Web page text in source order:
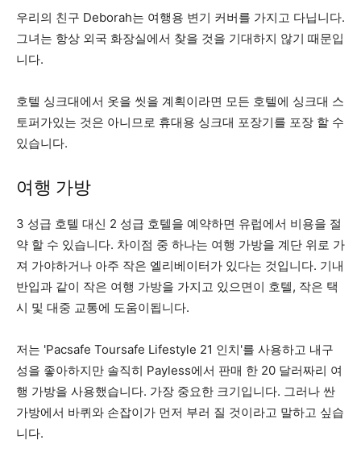
우리의 친구 Deborah는 여행용 변기 커버를 가지고 다닙니다.
그녀는 항상 외국 화장실에서 찾을 것을 기대하지 않기 때문입
니다.
호텔 싱크대에서 옷을 씻을 계획이라면 모든 호텔에 싱크대 스
토퍼가있는 것은 아니므로 휴대용 싱크대 포장기를 포장 할 수
있습니다.
여행 가방
3 성급 호텔 대신 2 성급 호텔을 예약하면 유럽에서 비용을 절
약 할 수 있습니다. 차이점 중 하나는 여행 가방을 계단 위로 가
져 가야하거나 아주 작은 엘리베이터가 있다는 것입니다. 기내
반입과 같이 작은 여행 가방을 가지고 있으면이 호텔, 작은 택
시 및 대중 교통에 도움이됩니다.
저는 'Pacsafe Toursafe Lifestyle 21 인치'를 사용하고 내구
성을 좋아하지만 솔직히 Payless에서 판매 한 20 달러짜리 여
행 가방을 사용했습니다. 가장 중요한 크기입니다. 그러나 싼
가방에서 바퀴와 손잡이가 먼저 부러 질 것이라고 말하고 싶습
니다.